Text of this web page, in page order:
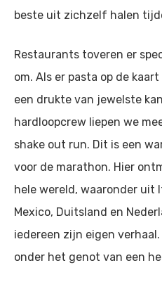
beste uit zichzelf halen
Restaurants toveren er
om. Als er pasta op de
een drukte van jewelste
hardloopcrew liepen we
shake out run. Dit is een
voor de marathon. Hier
hele wereld, waaronder uit
Mexico, Duitsland en
iedereen zijn eigen
onder het genot van een